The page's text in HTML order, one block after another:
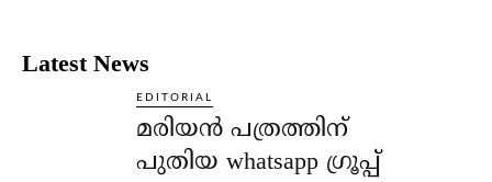
Latest News
EDITORIAL
മരിയൻ പത്രത്തിന്
പുതിയ whatsapp ഗ്രൂപ്പ്